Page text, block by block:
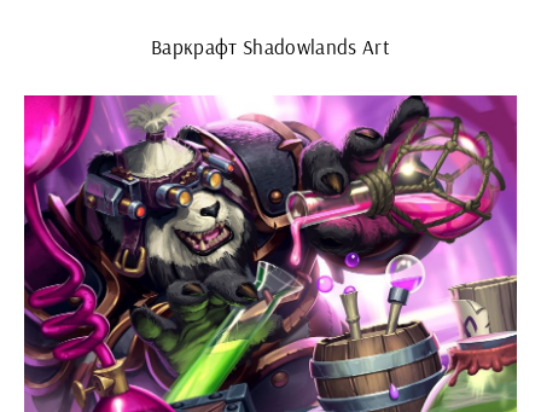
Варкрафт Shadowlands Art